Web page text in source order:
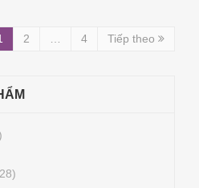
2 4 Tiếp theo